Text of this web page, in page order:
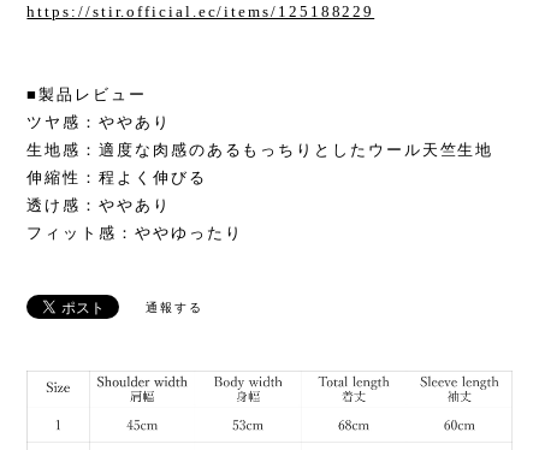
https://stir.official.ec/items/125188229
■製品レビュー
ツヤ感：ややあり
生地感：適度な肉感のあるもっちりとしたウール天竺生地
伸縮性：程よく伸びる
透け感：ややあり
フィット感：ややゆったり
通報する